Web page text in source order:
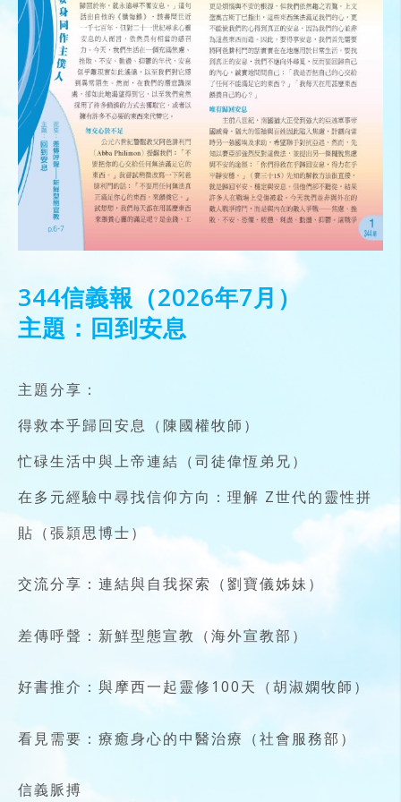
344信義報（2026年7月）
主題：回到安息
主題分享：
得救本乎歸回安息（陳國權牧師）
忙碌生活中與上帝連結（司徒偉恆弟兄）
在多元經驗中尋找信仰方向：理解 Z世代的靈性拼
貼（張頴思博士）
交流分享：連結與自我探索（劉寶儀姊妹）
差傳呼聲：新鮮型態宣教（海外宣教部）
好書推介：與摩西一起靈修100天（胡淑嫻牧師）
看見需要：療癒身心的中醫治療（社會服務部）
信義脈搏